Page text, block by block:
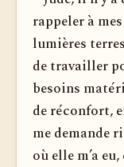
rappeler à
lumières
de travailler
besoins
de réconfort,
me demande
où elle m’a